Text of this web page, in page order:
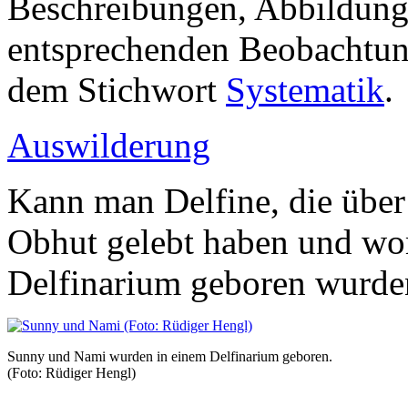
Beschreibungen,
entsprechenden
dem Stichwort Systematik.
Auswilderung
Kann man Delfine, die
Obhut gelebt haben und
Delfinarium geboren
Sunny und Nami wurden in einem Delfinarium geboren.
(Foto: Rüdiger Hengl)